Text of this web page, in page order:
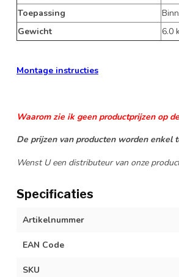
Toepassing
Gewicht
6.0
Montage instructies
Waarom zie ik geen productprijzen op
De prijzen van producten worden enkel
Wenst U een distributeur van onze
Specificaties
Artikelnummer
EAN Code
SKU